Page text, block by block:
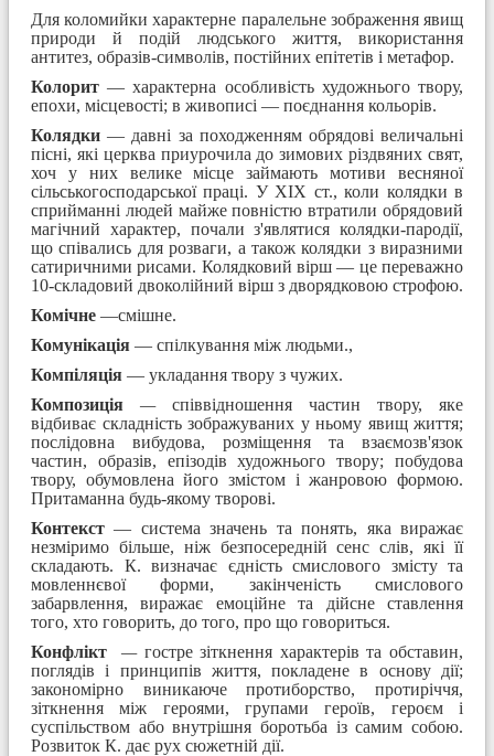
Для коломийки характерне паралельне зображення явищ
природи й подій людського життя, використання
антитез, образів-символів, постійних епітетів і метафор.
Колорит — характерна особливість художнього твору,
епохи, місцевості; в живописі — поєднання кольорів.
Колядки — давні за походженням обрядові величальні
пісні, які церква приурочила до зимо­вих різдвяних свят,
хоч у них велике місце займають мотиви весняної
сільськогосподарської праці. У XIX ст., коли колядки в
сприйманні людей майже повністю втратили обрядовий
магічний харак­тер, почали з'являтися колядки-пародії,
що співались для розваги, а також колядки з виразними
сатиричними рисами. Колядковий вірш — це переважно
10-складовий двоколійний вірш з дворяд­ковою строфою.
Комічне —смішне.
Комунікація — спілкування між людьми.,
Компіляція — укладання твору з чужих.
Композиція
— співвідношення частин твору, яке
відбиває складність зображуваних у ньому явищ життя;
послідовна вибудова, розміщення та взаємозв'язок
частин, образів, епізодів художнього твору; побудова
твору, обумовлена його змістом і жанровою формою.
Притаманна будь-якому творові.
Контекст — система значень та понять, яка виражає
незміримо більше, ніж безпосередній сенс слів, які її
складають. К. визначає єдність смислового змісту та
мовленнєвої форми, закінченість смислового
забарвлення, виражає емоційне та дійсне ставлення
того, хто говорить, до того, про що говориться.
Конфлікт
— гостре зіткнення характерів та обставин,
поглядів і принципів життя, покладене в основу дії;
закономірно виникаюче протиборство, протиріччя,
зіткнення між героями, групами героїв, героєм і
суспільством або внутрішня боротьба із самим собою.
Розвиток К. дає рух сюжетній дії.